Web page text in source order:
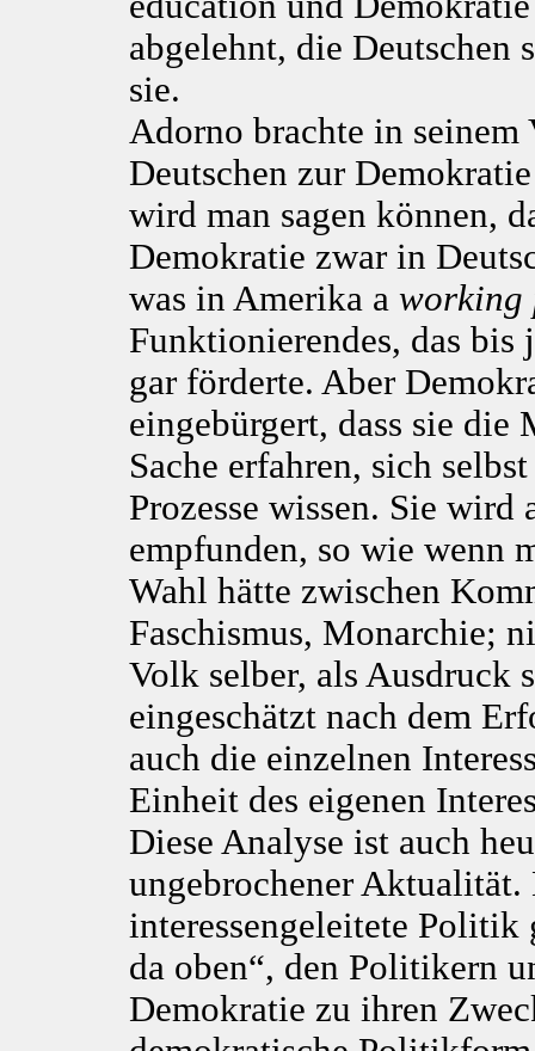
abgelehnt, die Deutschen
sie.
Adorno brachte in seinem
Deutschen zur
wird man sagen können,
Demokratie zwar in
was in Amerika a
Funktionierendes, das bis
gar förderte. Aber
eingebürgert, dass sie
Sache erfahren, sich
Prozesse wissen. Sie wird
empfunden, so wie wenn
Wahl hätte zwischen
Faschismus, Monarchie;
Volk selber, als Ausdruck
eingeschätzt nach dem
auch die einzelnen
Einheit des eigenen
Diese Analyse ist auch
ungebrochener Aktualität.
interessengeleitete Politik
da oben“, den Politikern
Demokratie zu ihren